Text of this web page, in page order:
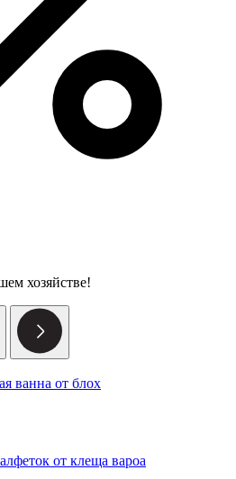
хозяйстве!
ванна от блох
от клеща вароа